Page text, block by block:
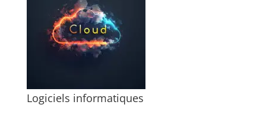
Logiciels informatiques